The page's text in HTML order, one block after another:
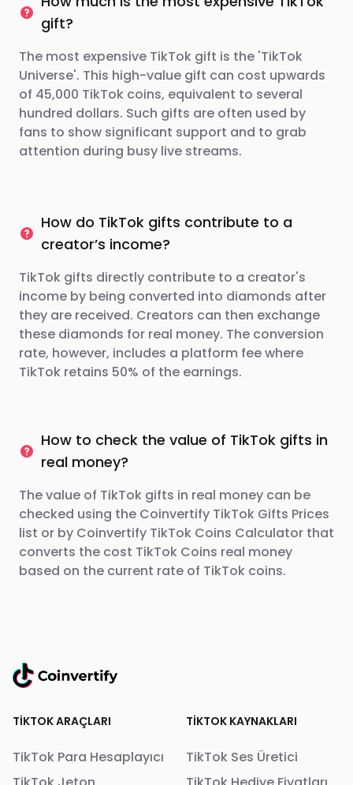
gift?
The most expensive TikTok gift is the 'TikTok
Universe'. This high-value gift can cost upwards
of 45,000 TikTok coins, equivalent to several
hundred dollars. Such gifts are often used by
fans to show significant support and to grab
attention during busy live streams.
How do TikTok gifts contribute to a
creator’s income?
TikTok gifts directly contribute to a creator's
income by being converted into diamonds after
they are received. Creators can then exchange
these diamonds for real money. The conversion
rate, however, includes a platform fee where
TikTok retains 50% of the earnings.
How to check the value of TikTok gifts in
real money?
The value of TikTok gifts in real money can be
checked using the Coinvertify TikTok Gifts Prices
list or by Coinvertify TikTok Coins Calculator that
converts the cost TikTok Coins real money
based on the current rate of TikTok coins.
TIKTOK ARAÇLARI
TikTok Para Hesaplayıcı
TIKTOK KAYNAKLARI
TikTok Ses Üretici